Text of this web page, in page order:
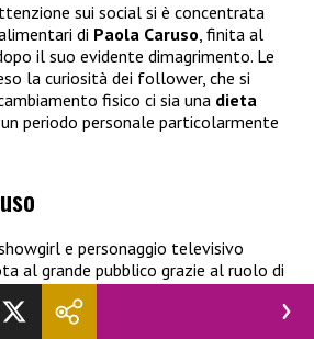
sui social si è concentrata
di Paola Caruso, finita al
il suo evidente dimagrimento. Le
la curiosità dei follower, che si
fisico ci sia una dieta
periodo personale particolarmente
e personaggio televisivo
al grande pubblico grazie al ruolo di
Avanti un altro!condotto da Paolo
a Catanzaro